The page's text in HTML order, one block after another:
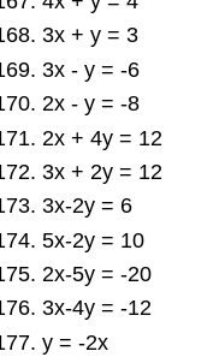
3x + y = 3
3x - y = -6
2x - y = -8
2x + 4y = 12
3x + 2y = 12
3x-2y = 6
5x-2y = 10
2x-5y = -20
3x-4y = -12
y = -2x